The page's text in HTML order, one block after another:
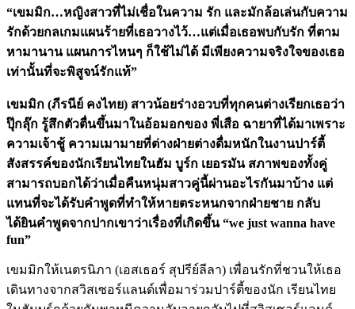
“เขมมิก…หญิงสาวที่ไม่เชื่อในความ รัก และมักล้อเล่นกับความ
รักด้วยกลเกมแผนร้ายที่เธอวางไว้…แต่เมื่อเธอพบกับรัก ที่ตาม
หามานาน แผนการไหนๆ ก็ใช้ไม่ได้ มีเพียงความจริงใจของเธอ
เท่านั้นที่จะพิสูจน์รักแท้”
เขมมิก (ภีรนีย์ คงไทย) สาวน้อยร่างอวบที่ทุกคนต่างเรียกเธอว่า
ปุ๊กลุ๊ก รู้สึกตัวตื่นขึ้นมาในอ้อมอกของ พี่เสือ ฉายาที่ได้มาเพราะ
ความเจ้าชู้ ความเมามายที่ต่างฝ่ายต่างดื่มหนักในงานปาร์ตี้
สังสรรค์ของนักเรียนไทยในฮัม บูร์ก เยอรมัน สภาพของทั้งคู่
สามารถบอกได้ว่าเมื่อคืนหนุ่มสาวคู่นี้ผ่านอะไรกันมาบ้าง แต่
แทนที่จะได้รับคำพูดที่ทำให้หายตระหนกจากฝ่ายชาย กลับ
ได้ยินคำพูดจากปากเขาว่าเรื่องที่เกิดขึ้น “we just wanna have
fun”
เขมมิกให้เนตรนิภา (เอสเธอร์ สุปรีย์ลีลา) เพื่อนรักที่ชวนให้เธอ
เดินทางจากสวิสเซอร์แลนด์เพื่อมาร่วมปาร์ตี้ของนัก เรียนไทย